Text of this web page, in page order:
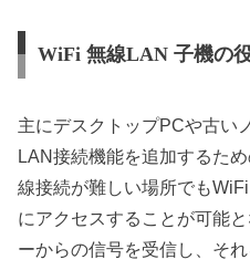
WiFi 無線LAN 子機の
主にデスクトップPCや古い
LAN接続機能を追加するた
線接続が難しい場所でも
にアクセスすることが可能
ーからの信号を受信し、そ